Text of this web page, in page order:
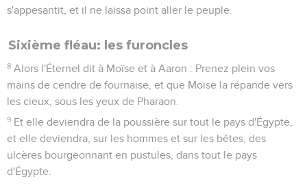
s'appesantit, et il ne laissa point aller le peuple.
Sixième fléau: les furoncles
8 Alors l'Éternel dit à Moïse et à Aaron : Prenez plein vos
mains de cendre de fournaise, et que Moïse la répande vers
les cieux, sous les yeux de Pharaon.
9 Et elle deviendra de la poussière sur tout le pays d'Égypte,
et elle deviendra, sur les hommes et sur les bêtes, des
ulcères bourgeonnant en pustules, dans tout le pays
d'Égypte.